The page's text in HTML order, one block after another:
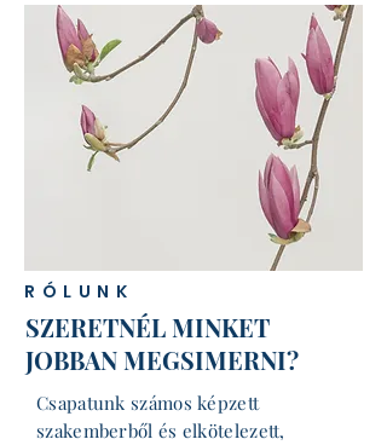
RÓLUNK
SZERETNÉL MINKET
JOBBAN MEGSIMERNI?
Csapatunk számos képzett
szakemberből és elkötelezett,